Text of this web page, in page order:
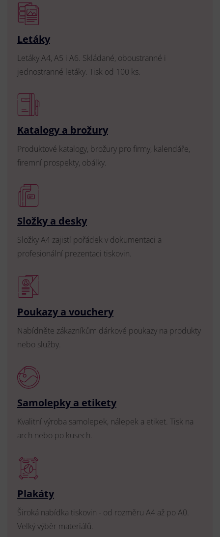
Letáky
Letáky A4, A5 i A6. Skládané, oboustranné i
jednostranné letáky. Tisk od 100 ks.
Katalogy a brožury
Produktové katalogy, brožury pro firmy, kalendáře,
firemní prospekty, obálky.
Složky a desky
Složky A4 zajistí pořádek v dokumentaci a
profesionální prezentaci tiskovin.
Poukazy a vouchery
Nabídněte zákazníkům dárkové poukazy na produkty
nebo služby.
Samolepky a etikety
Kvalitní výroba samolepek, nálepek a etiket. Tisk na
arch nebo po kusech.
Plakáty
Široká nabídka tiskovin - od rozměru A4 až po A0.
Velký výběr materiálů.